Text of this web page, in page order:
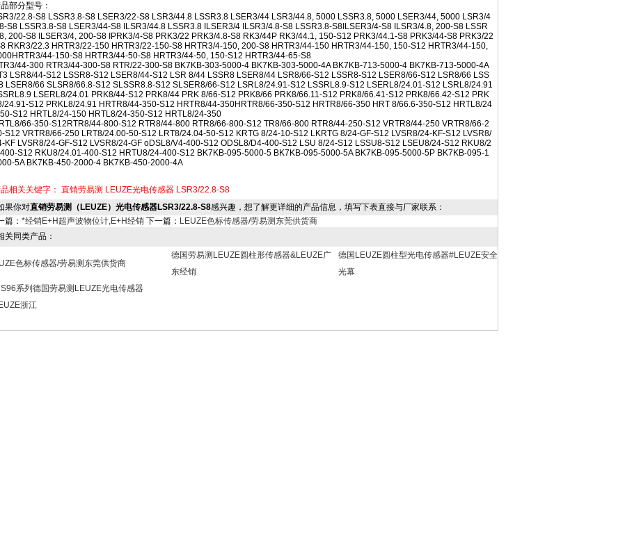
部分型号：
22.8-S8 LSSR3.8-S8 LSER3/22-S8 LSR3/44.8 LSSR3.8 LSER3/44 LSR3/44.8, 5000 LSSR3.8, 5000 LSER3/44, 5000 LSR3/4
S8 LSSR3.8-S8 LSER3/44-S8 ILSR3/44.8 LSSR3.8 ILSER3/4 ILSR3/4.8-S8 LSSR3.8-S8ILSER3/4-S8 ILSR3/4.8, 200-S8 LSSR
200-S8 ILSER3/4, 200-S8 IPRK3/4-S8 PRK3/22 PRK3/4.8-S8 RK3/44P RK3/44.1, 150-S12 PRK3/44.1-S8 PRK3/44-S8 PRK3/22
RKR3/22.3 HRTR3/22-150 HRTR3/22-150-S8 HRTR3/4-150, 200-S8 HRTR3/44-150 HRTR3/44-150, 150-S12 HRTR3/44-150,
44-150-S8 HRTR3/44-50-S8 HRTR3/44-50, 150-S12 HRTR3/44-65-S8
44-300 RTR3/44-300-S8 RTR/22-300-S8 BK7KB-303-5000-4 BK7KB-303-5000-4A BK7KB-713-5000-4 BK7KB-713-5000-4A
LSR8/44-S12 LSSR8-S12 LSER8/44-S12 LSR 8/44 LSSR8 LSER8/44 LSR8/66-S12 LSSR8-S12 LSER8/66-S12 LSR8/66 LSS
LSER8/66 SLSR8/66.8-S12 SLSSR8.8-S12 SLSER8/66-S12 LSRL8/24.91-S12 LSSRL8.9-S12 LSERL8/24.01-S12 LSRL8/24.91
LSERL8/24.01 PRK8/44-S12 PRK8/44 PRK 8/66-S12 PRK8/66 PRK8/66.11-S12 PRK8/66.41-S12 PRK8/66.42-S12 PRK
24.91-S12 PRKL8/24.91 HRTR8/44-350-S12 HRTR8/44-350HRTR8/66-350-S12 HRTR8/66-350 HRT 8/66.6-350-S12 HRTL8/24
S12 HRTL8/24-150 HRTL8/24-350-S12 HRTL8/24-350
66-350-S12RTR8/44-800-S12 RTR8/44-800 RTR8/66-800-S12 TR8/66-800 RTR8/44-250-S12 VRTR8/44-250 VRTR8/66-2
S12 VRTR8/66-250 LRT8/24.00-50-S12 LRT8/24.04-50-S12 KRTG 8/24-10-S12 LKRTG 8/24-GF-S12 LVSR8/24-KF-S12 LVSR8/
KF LVSR8/24-GF-S12 LVSR8/24-GF oDSL8/V4-400-S12 ODSL8/D4-400-S12 LSU 8/24-S12 LSSU8-S12 LSEU8/24-S12 RKU8/2
S12 RKU8/24.01-400-S12 HRTU8/24-400-S12 BK7KB-095-5000-5 BK7KB-095-5000-5A BK7KB-095-5000-5P BK7KB-095-1
5A BK7KB-450-2000-4 BK7KB-450-2000-4A
相关关键字： 直销劳易测 LEUZE光电传感器 LSR3/22.8-S8
果你对直销劳易测（LEUZE）光电传感器LSR3/22.8-S8感兴趣，想了解更详细的产品信息，填写下表直接与厂家联系：
篇： *经销E+H超声波物位计,E+H经销 下一篇： LEUZE色标传感器/劳易测东莞供货商
同类产品：
色标传感器/劳易测东莞供货商
德国劳易测LEUZE圆柱形传感器&LEUZE广
东经销
德国LEUZE圆柱型光电传感器#LEUZE安全
光幕
系列德国劳易测LEUZE光电传感器
浙江